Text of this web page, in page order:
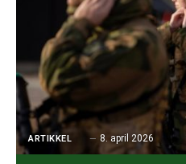
ARTIKKEL 8. april 2026